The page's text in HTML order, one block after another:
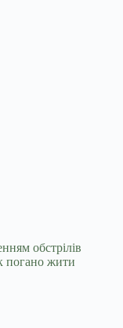
обстрілів
погано жити